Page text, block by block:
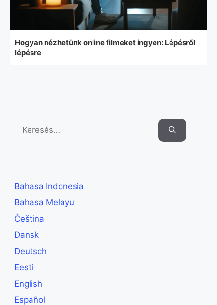
Hogyan nézhetünk online filmeket ingyen: Lépésről
lépésre
for:
Bahasa Indonesia
Bahasa Melayu
Čeština
Dansk
Deutsch
Eesti
English
Español